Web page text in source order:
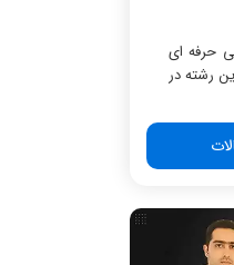
حرفه ای
رشته در